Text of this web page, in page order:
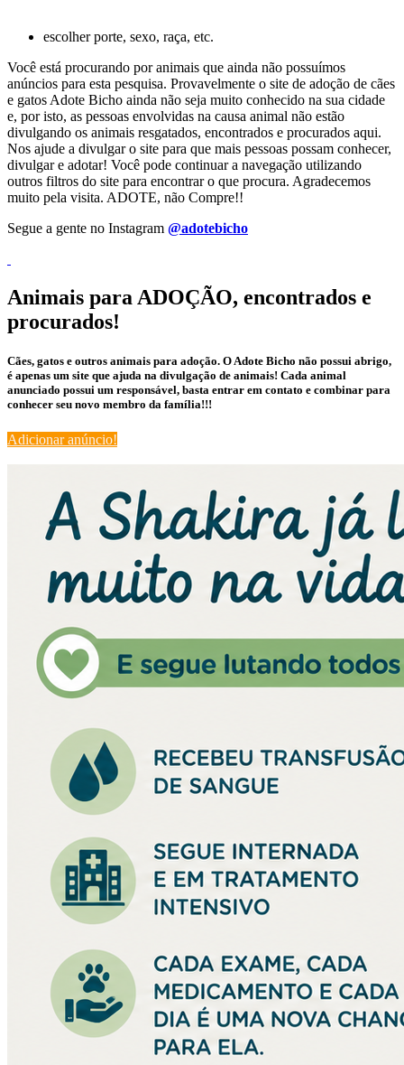
escolher porte, sexo, raça, etc.
Você está procurando por animais que ainda não possuímos
anúncios para esta pesquisa. Provavelmente o site de adoção de cães
e gatos Adote Bicho ainda não seja muito conhecido na sua cidade
e, por isto, as pessoas envolvidas na causa animal não estão
divulgando os animais resgatados, encontrados e procurados aqui.
Nos ajude a divulgar o site para que mais pessoas possam conhecer,
divulgar e adotar! Você pode continuar a navegação utilizando
outros filtros do site para encontrar o que procura. Agradecemos
muito pela visita. ADOTE, não Compre!!
Segue a gente no Instagram @adotebicho
Animais para ADOÇÃO, encontrados e
procurados!
Cães, gatos e outros animais para adoção. O Adote Bicho não possui abrigo,
é apenas um site que ajuda na divulgação de animais! Cada animal
anunciado possui um responsável, basta entrar em contato e combinar para
conhecer seu novo membro da família!!!
Adicionar anúncio!